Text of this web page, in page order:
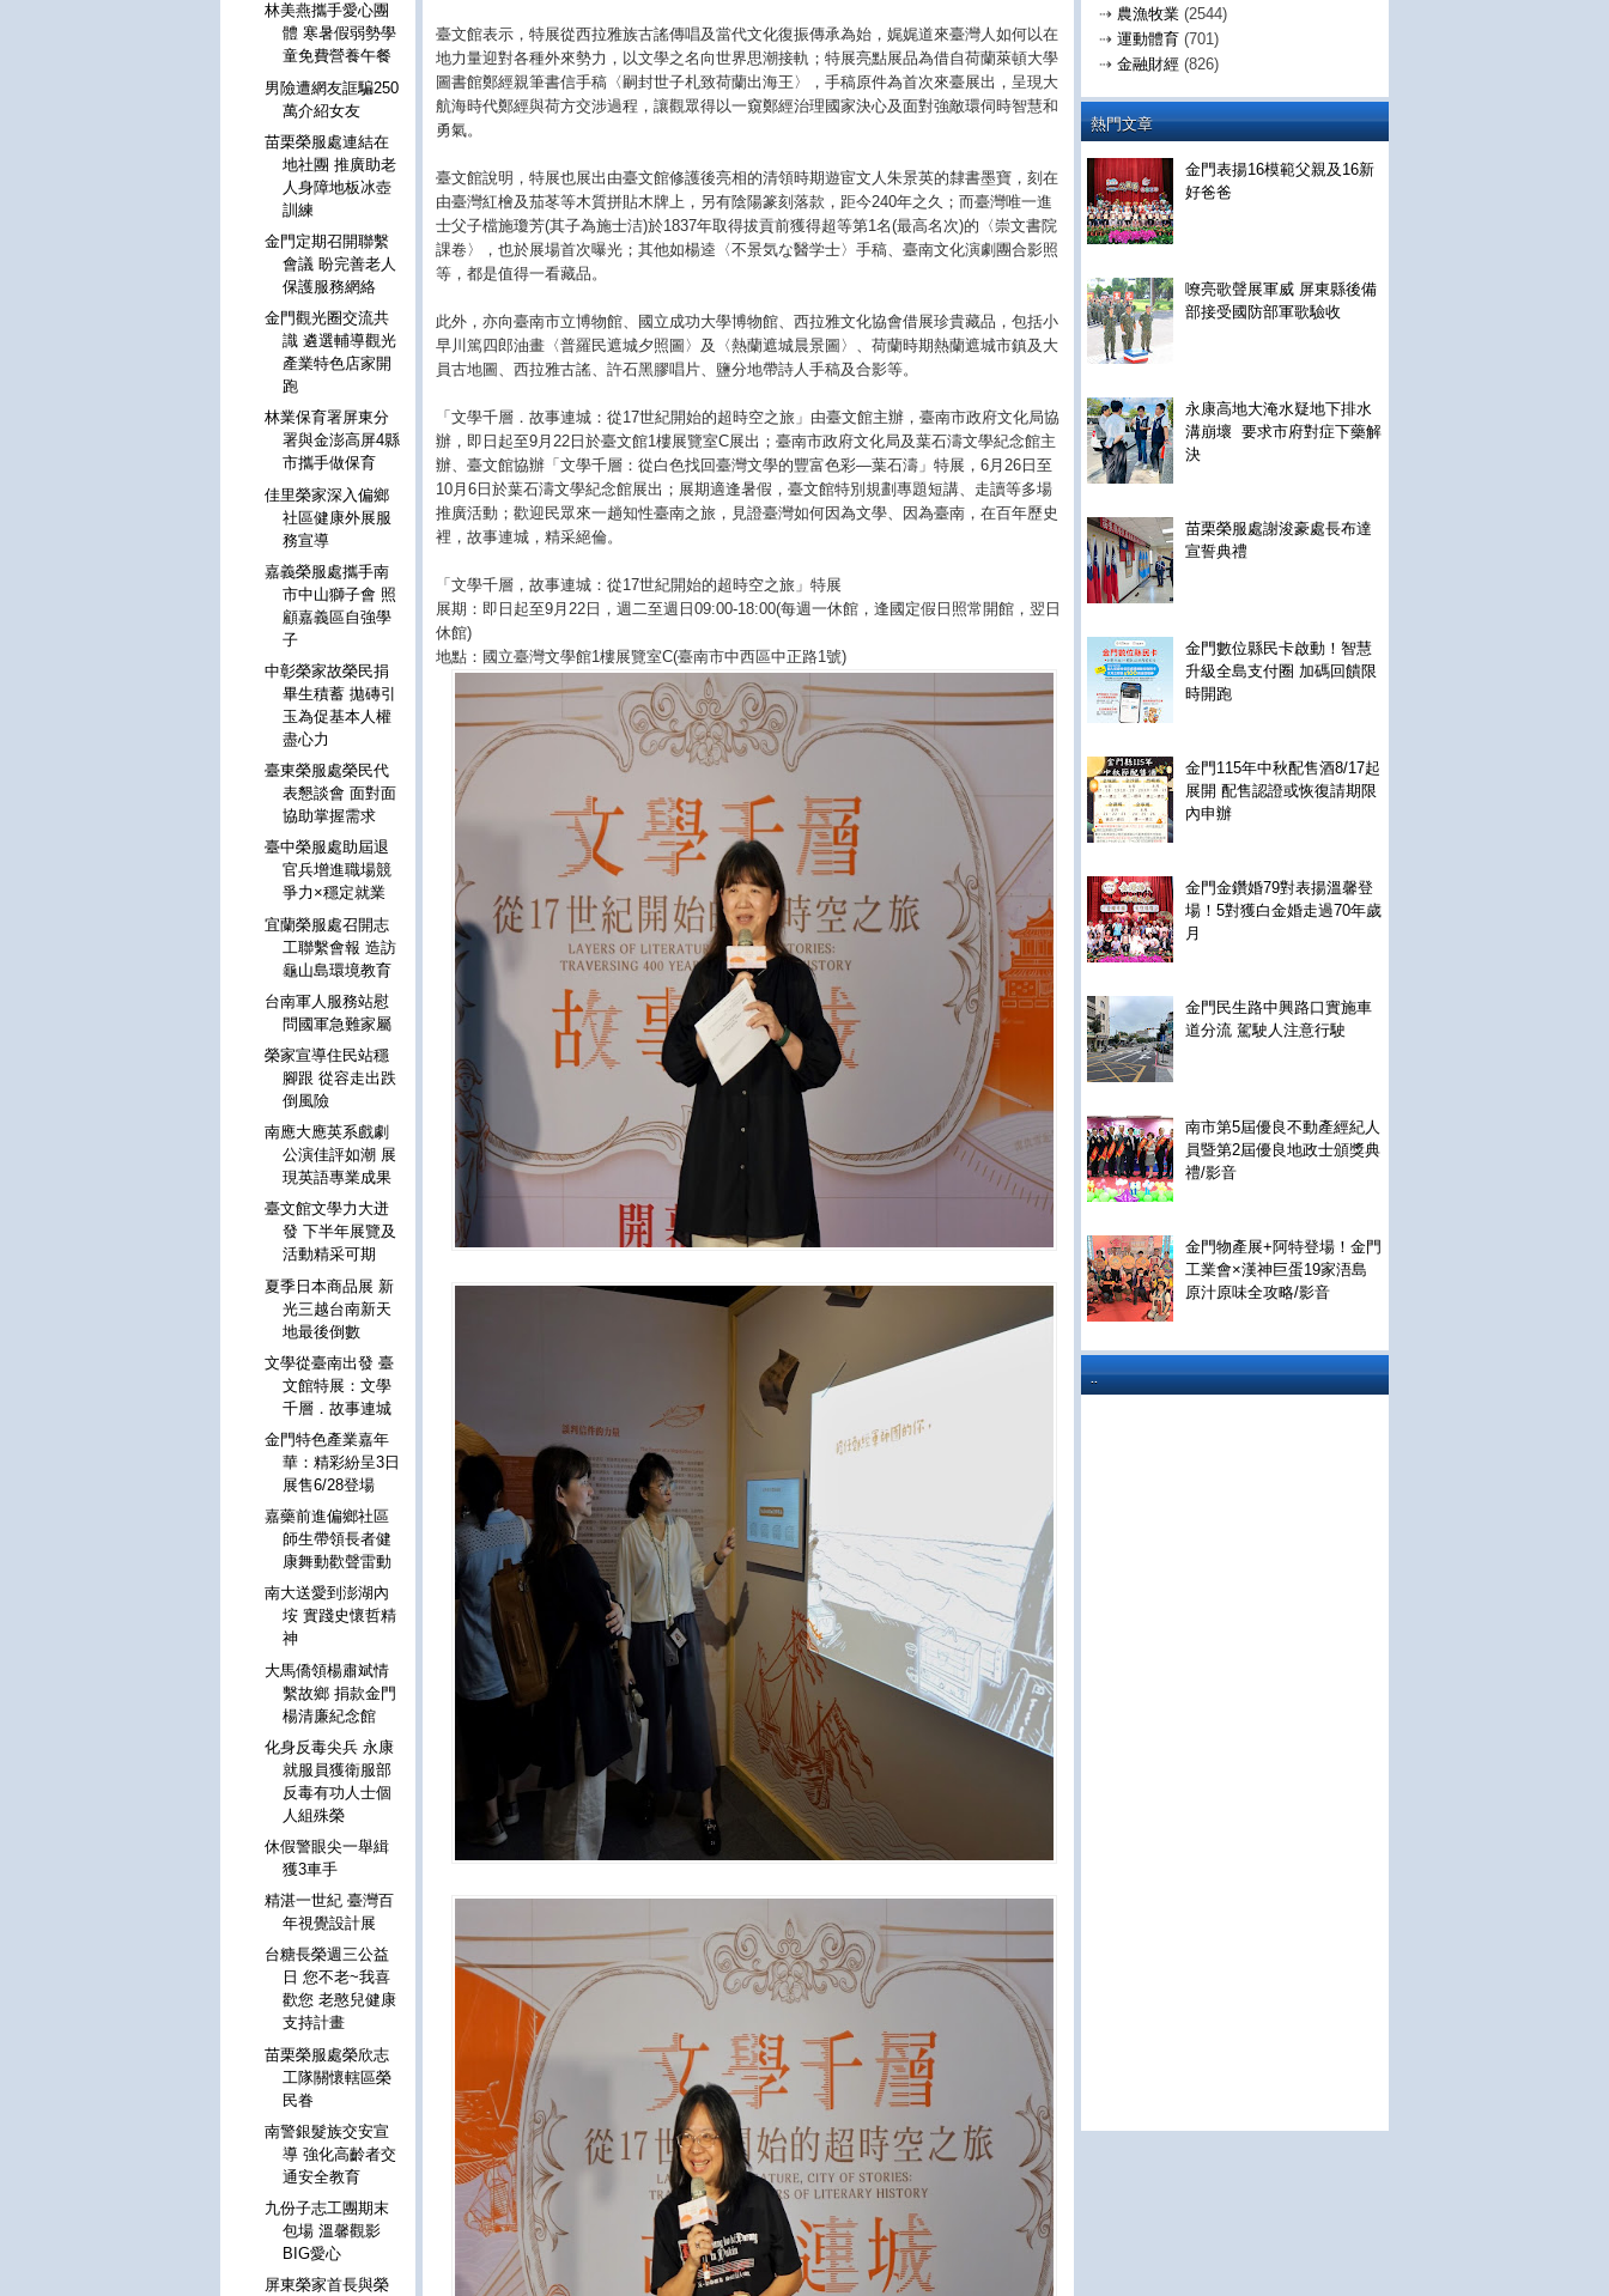
⇢ 農漁牧業 (2544)
⇢ 運動體育 (701)
⇢ 金融財經 (826)
熱門文章
金門表揚16模範父親及16新
好爸爸
嘹亮歌聲展軍威 屏東縣後備
部接受國防部軍歌驗收
永康高地大淹水疑地下排水
溝崩壞 要求市府對症下藥解
決
苗栗榮服處謝浚豪處長布達
宣誓典禮
金門數位縣民卡啟動！智慧
升級全島支付圈 加碼回饋限
時開跑
金門115年中秋配售酒8/17起
展開 配售認證或恢復請期限
內申辦
金門金鑽婚79對表揚溫馨登
場！5對獲白金婚走過70年歲
月
金門民生路中興路口實施車
道分流 駕駛人注意行駛
南市第5屆優良不動產經紀人
員暨第2屆優良地政士頒獎典
禮/影音
金門物產展+阿特登場！金門
工業會×漢神巨蛋19家浯島
原汁原味全攻略/影音
..
臺文館表示，特展從西拉雅族古謠傳唱及當代文化復振傳承為始，娓娓道來臺灣人如何以在
地力量迎對各種外來勢力，以文學之名向世界思潮接軌；特展亮點展品為借自荷蘭萊頓大學
圖書館鄭經親筆書信手稿〈嗣封世子札致荷蘭出海王〉，手稿原件為首次來臺展出，呈現大
航海時代鄭經與荷方交涉過程，讓觀眾得以一窺鄭經治理國家決心及面對強敵環伺時智慧和
勇氣。
臺文館說明，特展也展出由臺文館修護後亮相的清領時期遊宦文人朱景英的隸書墨寶，刻在
由臺灣紅檜及茄苳等木質拼貼木牌上，另有陰陽篆刻落款，距今240年之久；而臺灣唯一進
士父子檔施瓊芳(其子為施士洁)於1837年取得拔貢前獲得超等第1名(最高名次)的〈崇文書院
課卷〉，也於展場首次曝光；其他如楊逵〈不景気な醫学士〉手稿、臺南文化演劇團合影照
等，都是值得一看藏品。
此外，亦向臺南市立博物館、國立成功大學博物館、西拉雅文化協會借展珍貴藏品，包括小
早川篤四郎油畫〈普羅民遮城夕照圖〉及〈熱蘭遮城晨景圖〉、荷蘭時期熱蘭遮城市鎮及大
員古地圖、西拉雅古謠、許石黑膠唱片、鹽分地帶詩人手稿及合影等。
「文學千層．故事連城：從17世紀開始的超時空之旅」由臺文館主辦，臺南市政府文化局協
辦，即日起至9月22日於臺文館1樓展覽室C展出；臺南市政府文化局及葉石濤文學紀念館主
辦、臺文館協辦「文學千層：從白色找回臺灣文學的豐富色彩—葉石濤」特展，6月26日至
10月6日於葉石濤文學紀念館展出；展期適逢暑假，臺文館特別規劃專題短講、走讀等多場
推廣活動；歡迎民眾來一趟知性臺南之旅，見證臺灣如何因為文學、因為臺南，在百年歷史
裡，故事連城，精采絕倫。
「文學千層，故事連城：從17世紀開始的超時空之旅」特展
展期：即日起至9月22日，週二至週日09:00-18:00(每週一休館，逢國定假日照常開館，翌日
休館)
地點：國立臺灣文學館1樓展覽室C(臺南市中西區中正路1號)
林美燕攜手愛心團
體 寒暑假弱勢學
童免費營養午餐
男險遭網友誆騙250
萬介紹女友
苗栗榮服處連結在
地社團 推廣助老
人身障地板冰壺
訓練
金門定期召開聯繫
會議 盼完善老人
保護服務網絡
金門觀光圈交流共
識 遴選輔導觀光
產業特色店家開
跑
林業保育署屏東分
署與金澎高屏4縣
市攜手做保育
佳里榮家深入偏鄉
社區健康外展服
務宣導
嘉義榮服處攜手南
市中山獅子會 照
顧嘉義區自強學
子
中彰榮家故榮民捐
畢生積蓄 拋磚引
玉為促基本人權
盡心力
臺東榮服處榮民代
表懇談會 面對面
協助掌握需求
臺中榮服處助屆退
官兵增進職場競
爭力×穩定就業
宜蘭榮服處召開志
工聯繫會報 造訪
龜山島環境教育
台南軍人服務站慰
問國軍急難家屬
榮家宣導住民站穩
腳跟 從容走出跌
倒風險
南應大應英系戲劇
公演佳評如潮 展
現英語專業成果
臺文館文學力大迸
發 下半年展覽及
活動精采可期
夏季日本商品展 新
光三越台南新天
地最後倒數
文學從臺南出發 臺
文館特展：文學
千層．故事連城
金門特色產業嘉年
華：精彩紛呈3日
展售6/28登場
嘉藥前進偏鄉社區
師生帶領長者健
康舞動歡聲雷動
南大送愛到澎湖內
垵 實踐史懷哲精
神
大馬僑領楊肅斌情
繫故鄉 捐款金門
楊清廉紀念館
化身反毒尖兵 永康
就服員獲衛服部
反毒有功人士個
人組殊榮
休假警眼尖一舉緝
獲3車手
精湛一世紀 臺灣百
年視覺設計展
台糖長榮週三公益
日 您不老~我喜
歡您 老憨兒健康
支持計畫
苗栗榮服處榮欣志
工隊關懷轄區榮
民眷
南警銀髮族交安宣
導 強化高齡者交
通安全教育
九份子志工團期末
包場 溫馨觀影
BIG愛心
屏東榮家首長與榮